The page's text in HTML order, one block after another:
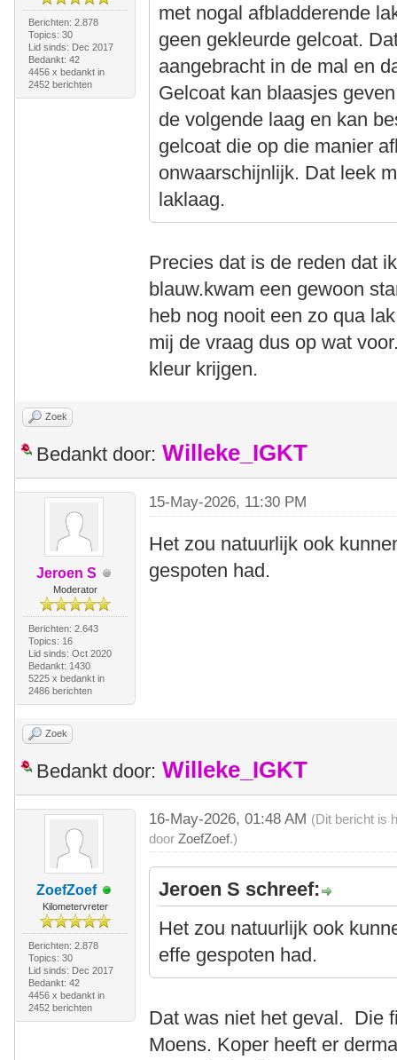
Berichten: 2.878
Topics: 30
Lid sinds: Dec 2017
Bedankt: 42
4456 x bedankt in
2452 berichten
met nogal afbladderende
geen gekleurde gelcoat.
aangebracht in de mal en
Gelcoat kan blaasjes
de volgende laag en kan
gelcoat die op die manier
onwaarschijnlijk. Dat leek
laklaag.
Precies dat is de reden dat
blauw.kwam een gewoon
heb nog nooit een zo qua
mij de vraag dus op wat
kleur krijgen.
Zoek
Bedankt door: Willeke_IGKT
Jeroen S
Moderator
Berichten: 2.643
Topics: 16
Lid sinds: Oct 2020
Bedankt: 1430
5225 x bedankt in
2486 berichten
15-May-2026, 11:30 PM
Het zou natuurlijk ook
gespoten had.
Zoek
Bedankt door: Willeke_IGKT
ZoefZoef
Kilometervreter
Berichten: 2.878
Topics: 30
Lid sinds: Dec 2017
Bedankt: 42
4456 x bedankt in
2452 berichten
16-May-2026, 01:48 AM (Dit bericht is
doorZoefZoef.)
Jeroen S schreef:
Het zou natuurlijk ook
effe gespoten had.
Dat was niet het geval. Die
Moens. Koper heeft er